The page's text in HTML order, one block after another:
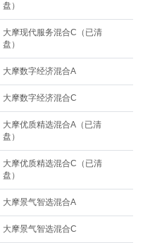
盘）
大摩现代服务混合C（已清
盘）
大摩数字经济混合A
大摩数字经济混合C
大摩优质精选混合A（已清
盘）
大摩优质精选混合C（已清
盘）
大摩景气智选混合A
大摩景气智选混合C